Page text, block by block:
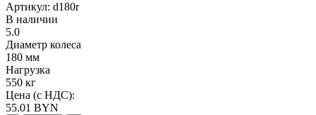
Артикул: d180r
В наличии
5.0
Диаметр колеса
180 мм
Нагрузка
550 кг
Цена (с НДС):
55.01 BYN